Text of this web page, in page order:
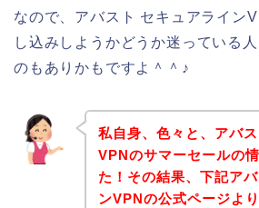
なので、アバスト セキュアライン
し込みしようかどうか迷っている
のもありかもですよ＾＾♪
私自身、色々と、アバ
VPNのサマーセールの
た！その結果、下記ア
ンVPNの公式ページよ